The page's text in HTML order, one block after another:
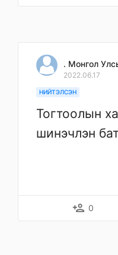
. Монгол
2022.06.17
НИЙТЭЛСЭН
Тогтоолын
шинэчлэн
person_add 0